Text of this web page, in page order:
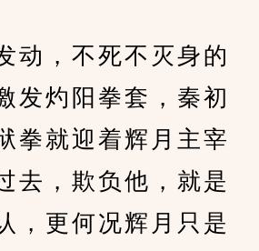
，不死不灭身的
发灼阳拳套，秦初
拳就迎着辉月主宰
去，欺负他，就是
，更何况辉月只是